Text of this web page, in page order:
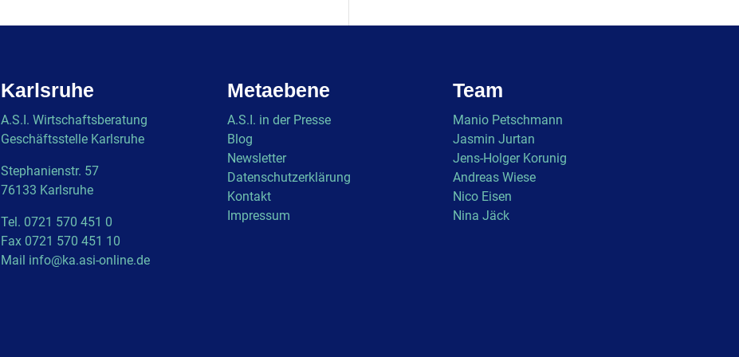
Karlsruhe
A.S.I. Wirtschaftsberatung
Geschäftsstelle Karlsruhe
Stephanienstr. 57
76133 Karlsruhe
Tel. 0721 570 451 0
Fax 0721 570 451 10
Mail info@ka.asi-online.de
Metaebene
A.S.I. in der Presse
Blog
Newsletter
Datenschutzerklärung
Kontakt
Impressum
Team
Manio Petschmann
Jasmin Jurtan
Jens-Holger Korunig
Andreas Wiese
Nico Eisen
Nina Jäck